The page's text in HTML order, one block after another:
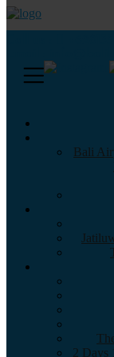
Bali
2 Days